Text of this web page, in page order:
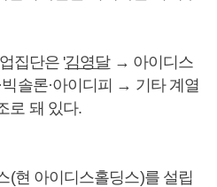
집단은 '김영달→ 아이디스
솔론·아이디피 → 기타 계열
로 돼 있다.
(현 아이디스홀딩스)를 설립